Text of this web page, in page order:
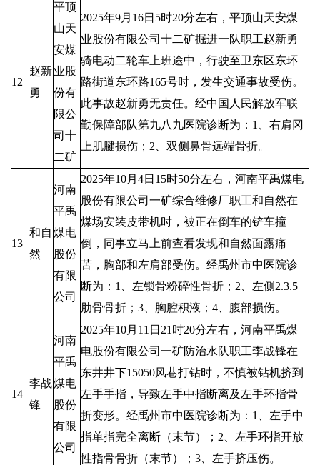
12
赵新
勇
平顶
山天
安煤
业股
份有
限公
司十
二矿
2025年9月16日5时20分左右，平顶山天安煤
业股份有限公司十二矿掘进一队职工赵新勇
骑电动二轮车上班途中，行驶至卫东区东环
路街道东环路165号时，发生交通事故受伤。
此事故赵新勇无责任。经中国人民解放军联
勤保障部队第九八九医院诊断为：1、右肩冈
上肌腱损伤；2、双侧鼻骨远端骨折。
13
和自
然
河南
平禹
煤电
股份
有限
公司
2025年10月4日15时50分左右，河南平禹煤电
股份有限公司一矿综合维修厂职工和自然在
煤场安装皮带机时，被正在倒车的铲车撞
倒，同事立马上前查看发现和自然面露痛
苦，胸部和左肩部受伤。经禹州市中医院诊
断为：1、左锁骨粉碎性骨折；2、左侧2.3.5
肋骨骨折；3、胸腔积液；4、腹部损伤。
14
李战
锋
河南
平禹
煤电
股份
有限
公司
2025年10月11日21时20分左右，河南平禹煤
电股份有限公司一矿防治水队职工李战锋在
东井井下15050风巷打钻时，不慎被钻机挤到
左手手指，导致左手中指断离及左手环指骨
折变形。经禹州市中医院诊断为：1、左手中
指单指完全离断（末节）；2、左手环指开放
性指骨骨折（末节）；3、左手挤压伤。